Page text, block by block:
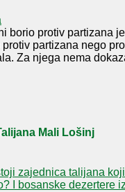
borio protiv partizana
partizana nego
Za njega nema
Mali Lošinj
zajednica talijana
I bosanske dezertere